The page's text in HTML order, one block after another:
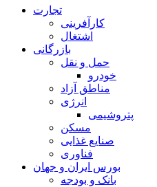
تجارت
کارآفرینی
اشتغال
بازرگانی
حمل و نقل
خودرو
مناطق آزاد
انرژی
پتروشیمی
مسکن
صنایع غذایی
فناوری
بورس ایران و جهان
بانک و بودجه